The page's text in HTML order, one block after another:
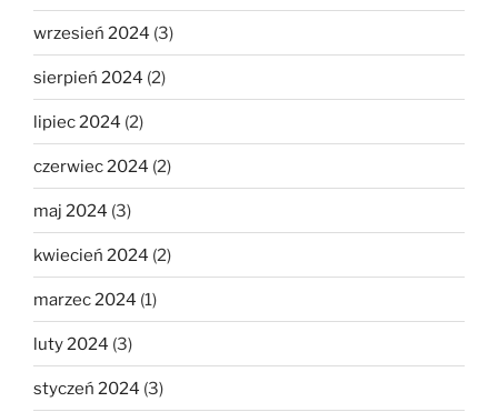
wrzesień 2024 (3)
sierpień 2024 (2)
lipiec 2024 (2)
czerwiec 2024 (2)
maj 2024 (3)
kwiecień 2024 (2)
marzec 2024 (1)
luty 2024 (3)
styczeń 2024 (3)